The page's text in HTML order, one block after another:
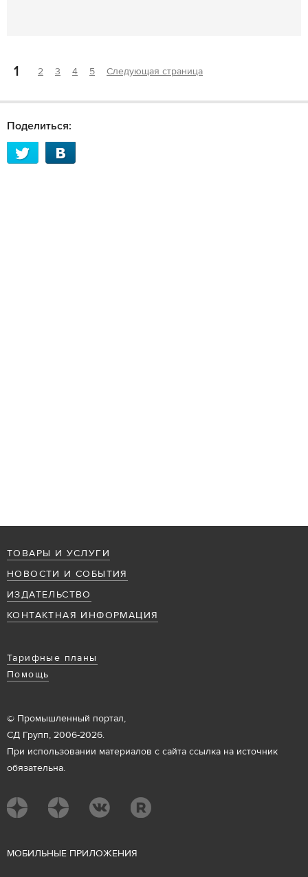
1 2 3 4 5 Следующая страница
Поделиться:
ТОВАРЫ И УСЛУГИ
НОВОСТИ И СОБЫТИЯ
ИЗДАТЕЛЬСТВО
КОНТАКТНАЯ ИНФОРМАЦИЯ
Тарифные планы
Помощь
© Промышленный портал,
СД Групп, 2006-2026.
При использовании материалов с сайта ссылка на источник
обязательна.
МОБИЛЬНЫЕ ПРИЛОЖЕНИЯ